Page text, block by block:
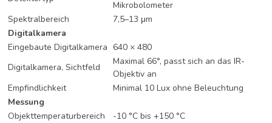
Mikrobolometer
Spektralbereich
7,5–13 μm
Digitalkamera
Eingebaute Digitalkamera 640 × 480
Digitalkamera, Sichtfeld
Maximal 66°, passt sich an das IR-
Objektiv an
Empfindlichkeit
Minimal 10 Lux ohne Beleuchtung
Messung
Objekttemperaturbereich
-10 °C bis +150 °C